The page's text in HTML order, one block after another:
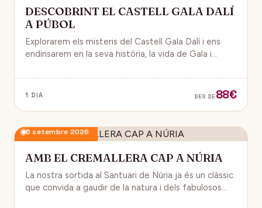
DESCOBRINT EL CASTELL GALA DALÍ
A PÚBOL
Explorarem els misteris del Castell Gala Dalí i ens
endinsarem en la seva història, la vida de Gala i
1 DIA DES DE 88€
6 setembre 2026
AMB EL CREMALLERA CAP A NÚRIA
La nostra sortida al Santuari de Núria ja és un clàssic
que convida a gaudir de la natura i dels fabulosos